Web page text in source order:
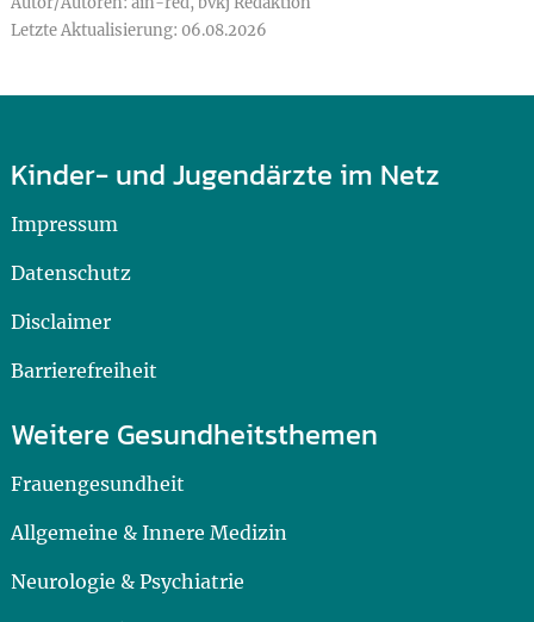
Letzte Aktualisierung: 06.08.2026
Kinder- und Jugendärzte im Netz
Impressum
Datenschutz
Disclaimer
Barrierefreiheit
Weitere Gesundheitsthemen
Frauengesundheit
Allgemeine & Innere Medizin
Neurologie & Psychiatrie